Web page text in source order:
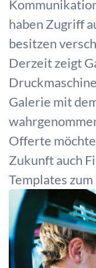
haben Zugriff
besitzen
Derzeit zeigt
Galerie mit
Offerte
Zukunft auch
Templates